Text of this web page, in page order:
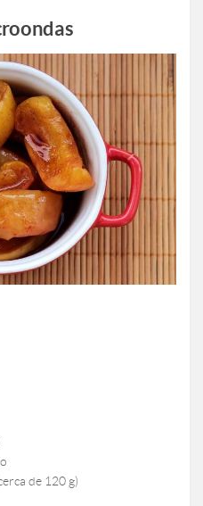
de 120 g)